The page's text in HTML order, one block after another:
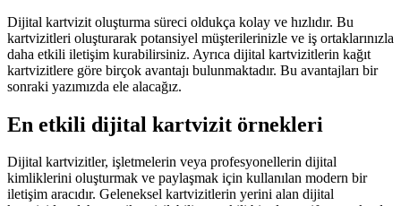
Dijital kartvizit oluşturma süreci oldukça kolay ve hızlıdır. Bu
kartvizitleri oluşturarak potansiyel müşterilerinizle ve iş ortaklarınızla
daha etkili iletişim kurabilirsiniz. Ayrıca dijital kartvizitlerin kağıt
kartvizitlere göre birçok avantajı bulunmaktadır. Bu avantajları bir
sonraki yazımızda ele alacağız.
En etkili dijital kartvizit örnekleri
Dijital kartvizitler, işletmelerin veya profesyonellerin dijital
kimliklerini oluşturmak ve paylaşmak için kullanılan modern bir
iletişim aracıdır. Geleneksel kartvizitlerin yerini alan dijital